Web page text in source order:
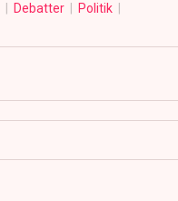
Debatter
Politik